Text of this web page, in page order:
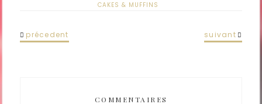
CAKES & MUFFINS
précedent suivant
COMMENTAIRES